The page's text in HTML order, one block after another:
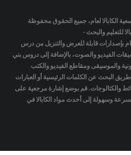
الكابالا لعام، جميع الحقوق محفوظة
للتعليم والبحث -
بإصدارات قابلة للعرض والتنزيل من درس
الفيديو والصوت، بالإضافة إلى دروس بني
والموسيقى ومقاطع الفيديو والكتب
البحث عن الكلمات الرئيسية أو العبارات
والكتالوجات. قم بوضع إشارة مرجعية على
وسهولة إلى أحدث مواد الكابالا في